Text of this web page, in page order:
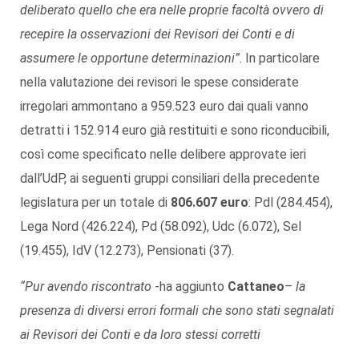
deliberato quello che era nelle proprie facoltà ovvero di
recepire la osservazioni dei Revisori dei Conti e di
assumere le opportune determinazioni”. In particolare
nella valutazione dei revisori le spese considerate
irregolari ammontano a 959.523 euro dai quali vanno
detratti i 152.914 euro già restituiti e sono riconducibili,
così come specificato nelle delibere approvate ieri
dall’UdP, ai seguenti gruppi consiliari della precedente
legislatura per un totale di 806.607 euro: Pdl (284.454),
Lega Nord (426.224), Pd (58.092), Udc (6.072), Sel
(19.455), IdV (12.273), Pensionati (37).
“Pur avendo riscontrato -ha aggiunto Cattaneo– la
presenza di diversi errori formali che sono stati segnalati
ai Revisori dei Conti e da loro stessi corretti